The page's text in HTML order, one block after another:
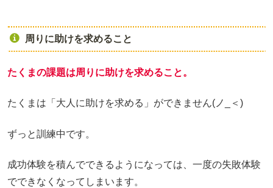
周りに助けを求めること
たくまの課題は周りに助けを求めること。
たくまは「大人に助けを求める」ができません(ノ_＜)
ずっと訓練中です。
成功体験を積んでできるようになっては、一度の失敗体験
でできなくなってしまいます。